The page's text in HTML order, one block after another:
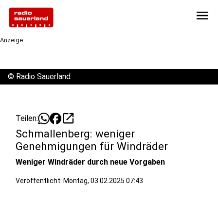
menu
Anzeige
© Radio Sauerland
Teilen: open_in_new
Schmallenberg: weniger
Genehmigungen für Windräder
Weniger Windräder durch neue Vorgaben
Veröffentlicht: Montag, 03.02.2025 07:43